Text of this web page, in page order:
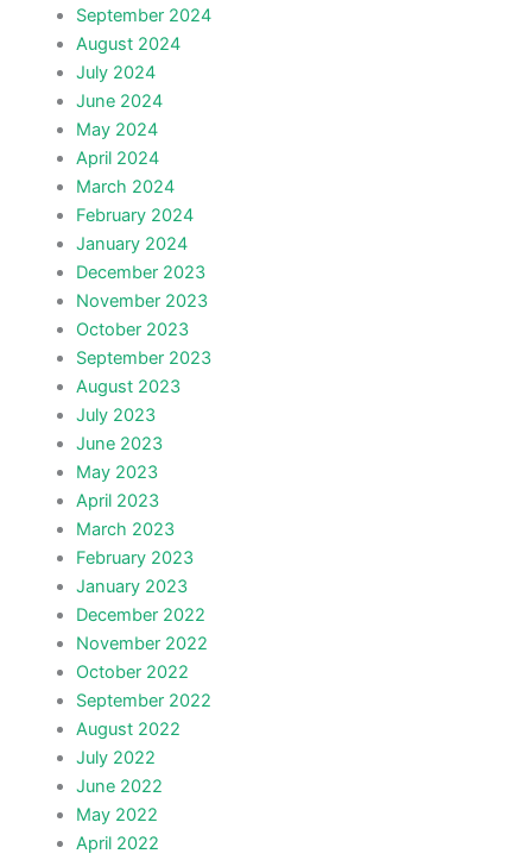
September 2024
August 2024
July 2024
June 2024
May 2024
April 2024
March 2024
February 2024
January 2024
December 2023
November 2023
October 2023
September 2023
August 2023
July 2023
June 2023
May 2023
April 2023
March 2023
February 2023
January 2023
December 2022
November 2022
October 2022
September 2022
August 2022
July 2022
June 2022
May 2022
April 2022